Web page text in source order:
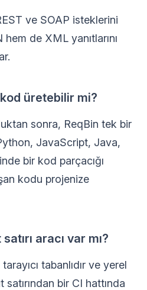
ve SOAP isteklerini
de XML yanıtlarını
üretebilir mi?
sonra, ReqBin tek bir
JavaScript, Java,
bir kod parçacığı
kodu projenize
aracı var mı?
tabanlıdır ve yerel
bir CI hattında